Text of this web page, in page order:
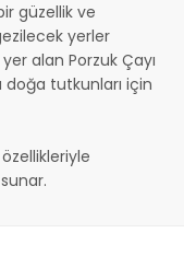
güzellik ve
yerler
yer alan Porzuk Çayı
doğa tutkunları için